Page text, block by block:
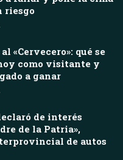
riesgo
«Cervecero»: qué se
como visitante y
a ganar
de interés
de la Patria»,
de autos